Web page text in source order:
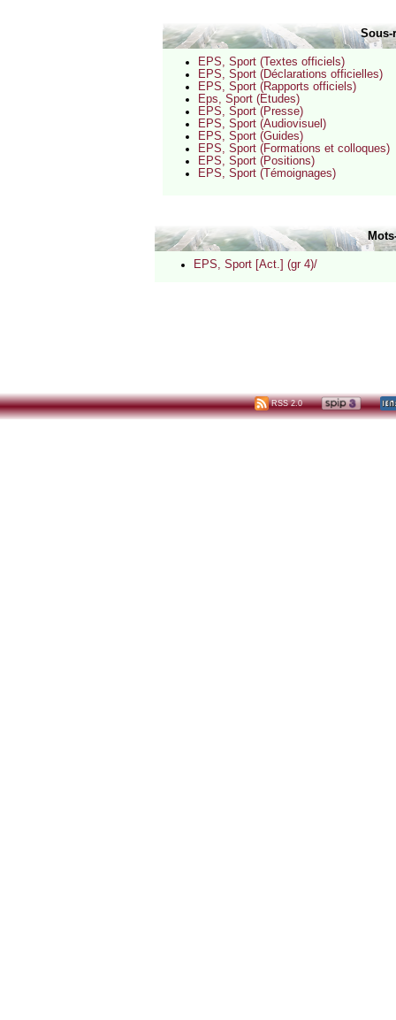
Sous-
EPS, Sport (Textes officiels)
EPS, Sport (Déclarations officielles)
EPS, Sport (Rapports officiels)
Eps, Sport (Etudes)
EPS, Sport (Presse)
EPS, Sport (Audiovisuel)
EPS, Sport (Guides)
EPS, Sport (Formations et colloques)
EPS, Sport (Positions)
EPS, Sport (Témoignages)
EPS, Sport [Act.] (gr 4)/
RSS 2.0